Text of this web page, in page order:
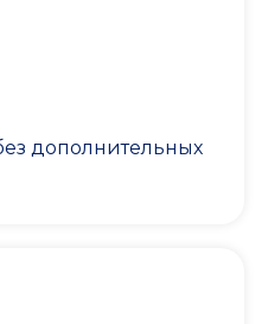
дополнительных